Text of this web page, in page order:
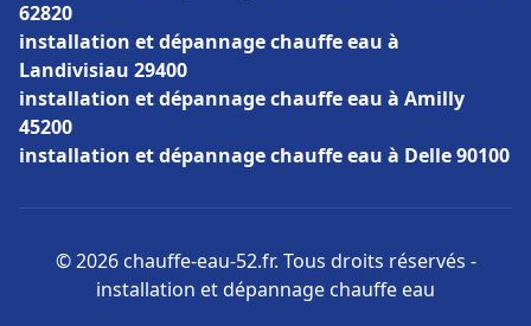
62820
installation et dépannage chauffe eau à
Landivisiau 29400
installation et dépannage chauffe eau à Amilly
45200
installation et dépannage chauffe eau à Delle 90100
© 2026 chauffe-eau-52.fr. Tous droits réservés -
installation et dépannage chauffe eau